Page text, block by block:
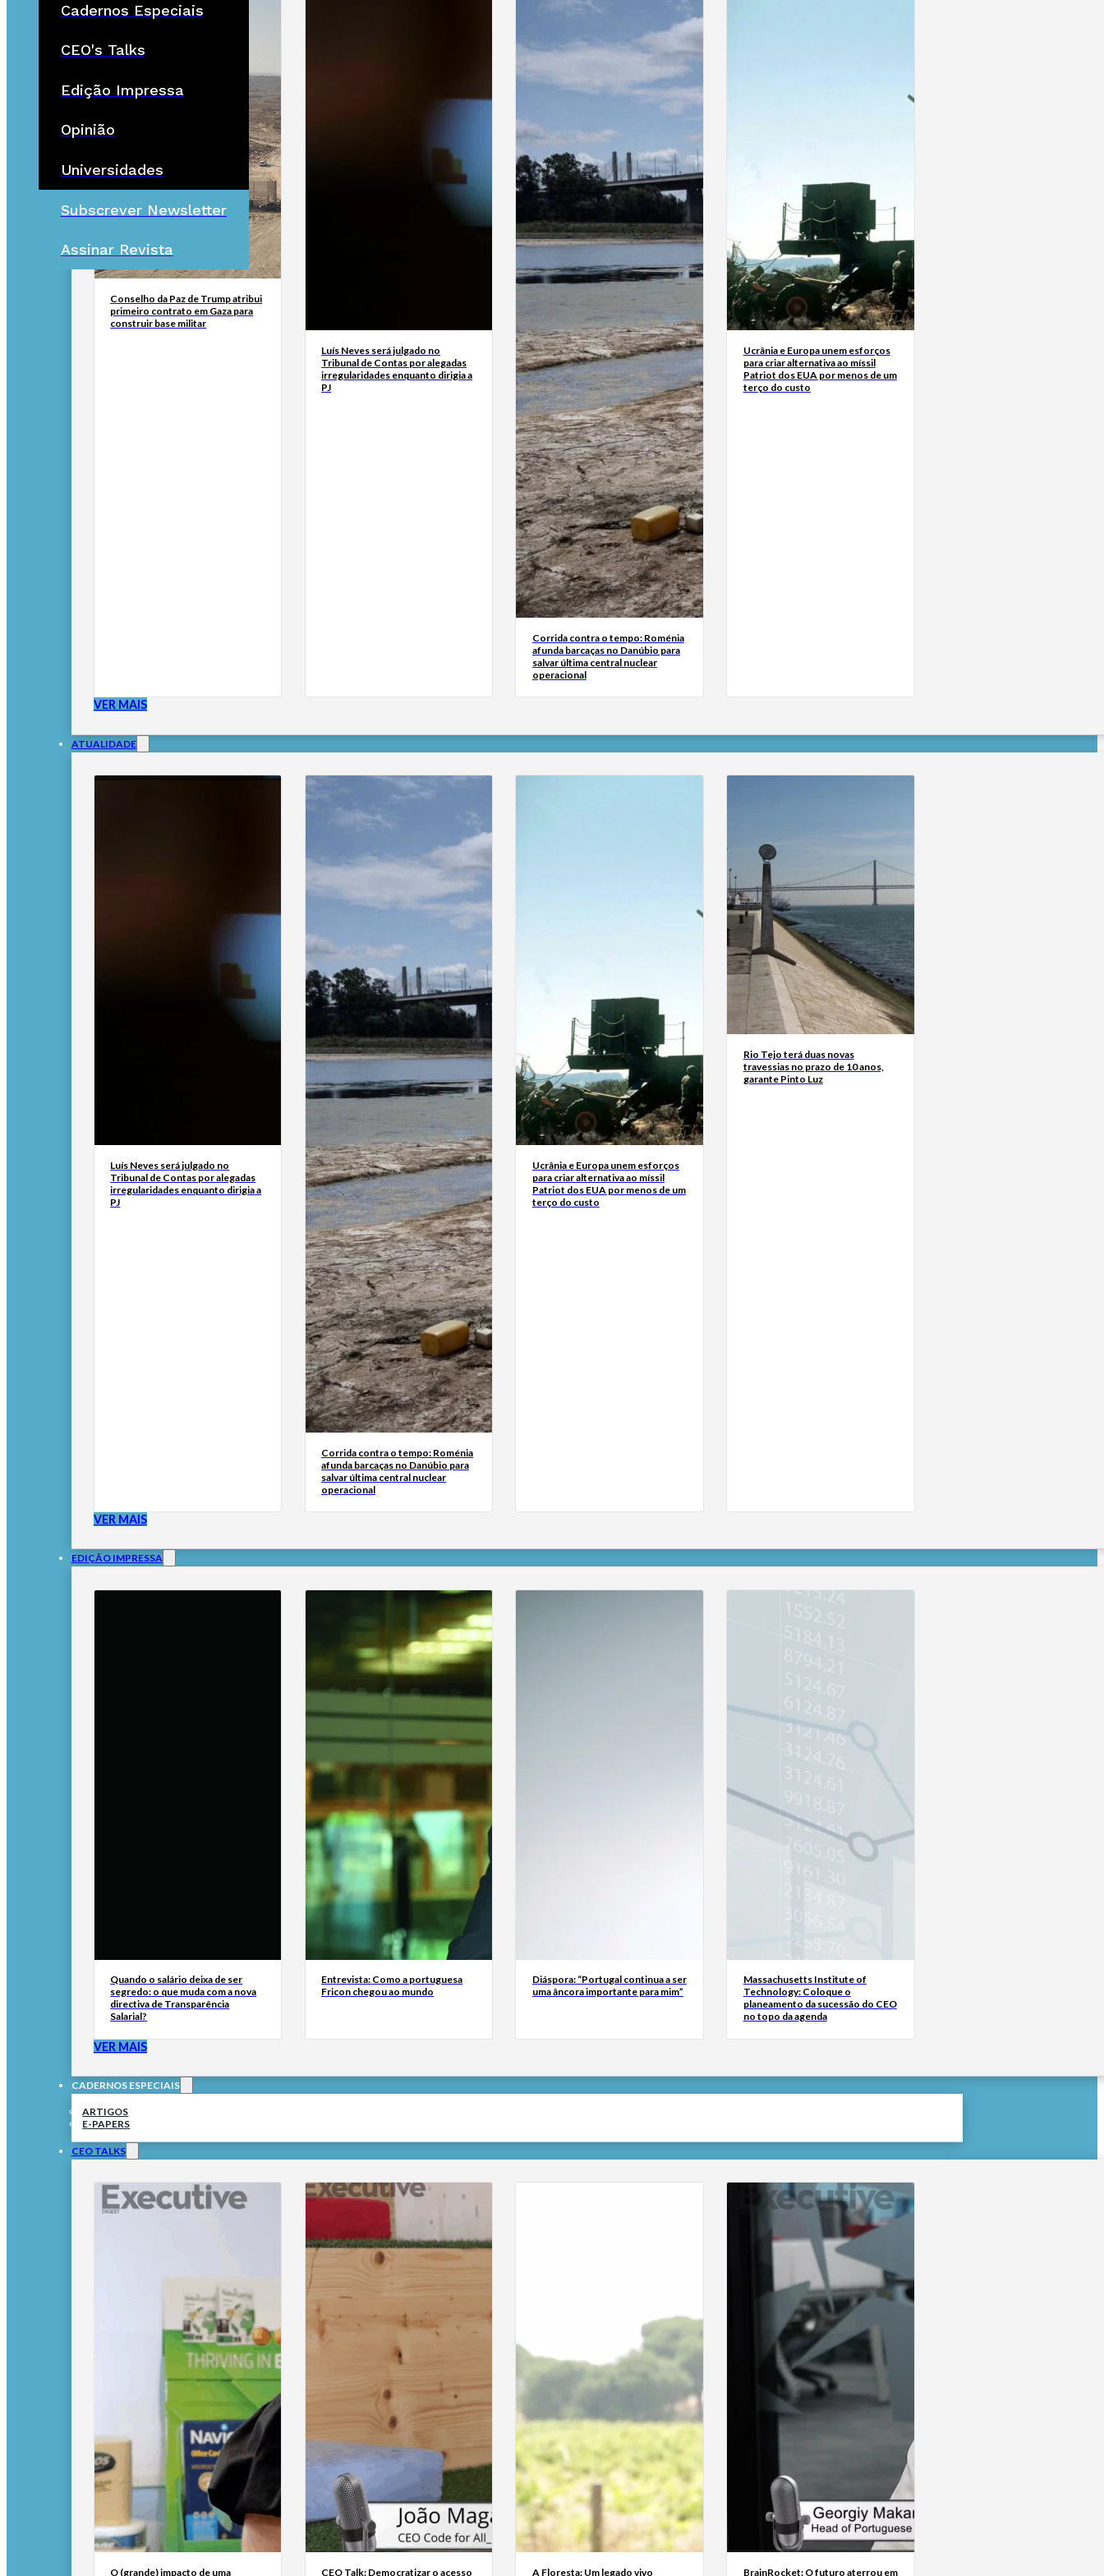
Cadernos Especiais
CEO's Talks
Edição Impressa
Opinião
Universidades
Subscrever Newsletter
Assinar Revista
Conselho da Paz de Trump atribui
primeiro contrato em Gaza para
construir base militar
Luís Neves será julgado no
Tribunal de Contas por alegadas
irregularidades enquanto dirigia a
PJ
Corrida contra o tempo: Roménia
afunda barcaças no Danúbio para
salvar última central nuclear
operacional
Ucrânia e Europa unem esforços
para criar alternativa ao míssil
Patriot dos EUA por menos de um
terço do custo
VER MAIS
ATUALIDADE
Luís Neves será julgado no
Tribunal de Contas por alegadas
irregularidades enquanto dirigia a
PJ
Corrida contra o tempo: Roménia
afunda barcaças no Danúbio para
salvar última central nuclear
operacional
Ucrânia e Europa unem esforços
para criar alternativa ao míssil
Patriot dos EUA por menos de um
terço do custo
Rio Tejo terá duas novas
travessias no prazo de 10 anos,
garante Pinto Luz
VER MAIS
EDIÇÃO IMPRESSA
Quando o salário deixa de ser
segredo: o que muda com a nova
directiva de Transparência
Salarial?
Entrevista: Como a portuguesa
Fricon chegou ao mundo
Diáspora: “Portugal continua a ser
uma âncora importante para mim”
Massachusetts Institute of
Technology: Coloque o
planeamento da sucessão do CEO
no topo da agenda
VER MAIS
CADERNOS ESPECIAIS
ARTIGOS
E-PAPERS
CEO TALKS
O (grande) impacto de uma CEO Talk: Democratizar o acesso A Floresta: Um legado vivo BrainRocket: O futuro aterrou em